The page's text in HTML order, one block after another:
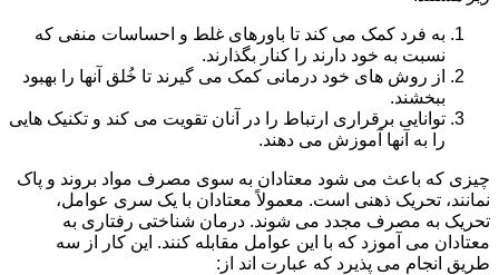
به فرد کمک می کند تا باورهای غلط و احساسات منفی که
نسبت به خود دارند را کنار بگذارند.
از روش های خود درمانی کمک می گیرند تا خُلق آنها را بهبود
ببخشند.
توانایی برقراری ارتباط را در آنان تقویت می کند و تکنیک هایی
را به آنها آموزش می دهند.
چیزی که باعث می شود معتادان به سوی مصرف مواد بروند و پاک
نمانند، تحریک ذهنی است. معمولاً معتادان با یک سری عوامل،
تحریک به مصرف مجدد می شوند. درمان شناختی رفتاری به
معتادان می آموزد که با این عوامل مقابله کنند. این کار از سه
طریق انجام می پذیرد که عبارت اند از: